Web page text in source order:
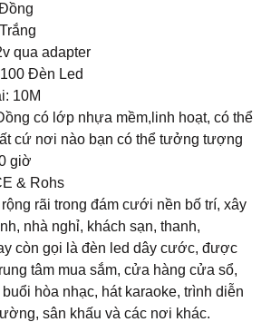
qua adapter
Đèn Led
10M
có lớp nhựa mềm,linh hoạt, có thể
cứ nơi nào bạn có thể tưởng tượng
giờ
& Rohs
rãi trong đám cưới nền bố trí, xây
nhà nghỉ, khách sạn, thanh,
còn gọi là đèn led dây cước, được
tâm mua sắm, cửa hàng cửa sổ,
hòa nhạc, hát karaoke, trình diễn
sân khấu và các nơi khác.